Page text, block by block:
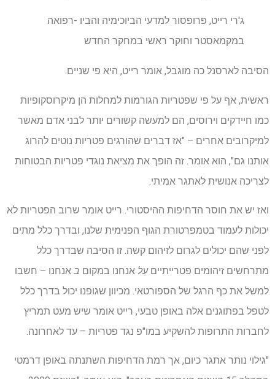
ג'רי רייט, פרופסור למדעי הביוכימיה והביו -רפואה
במקמאסטר וחוקר ראשי במחקר החדש
הסיבה לארסנל כה מוגבל, אומר רייט, היא פי שניים.
ראשית, אף על פי שפטריות הגורמות למחלות הן מיקרוסקופיות
כמו חיידקים וירוסים, הם למעשה קשורים יותר לבני אדם מאשר
למיקרובים אחרים – "אז דברים שהורגים פטריות נוטים להרוג
אותנו גם", הוא אומר. זה הופך את מציאת נוגדי פטריות הבטוחות
לצריכה אנושית לאתגר אמיתי.
ואז יש את חוסר הדחיפות ההיסטורי. רייט אומר שרוב הפטריות לא
יכולות לעמוד בטמפרטורת הגוף הפנימית שלנו, ובדרך כלל מתים
לפני שהם יכולים לגרום לזיהום קשה. זו הסיבה שבדרך כלל
מתרחשים זיהומים פטרייתייםעַל אנחנו במקום ב אנחנו – חשבו
למשל את כף הרגל של הספורטאי. מכיוון שגופנו יכול בדרך כלל
לטפל בפתוגנים אלה באופן טבעי, רייט אומר שיש מעט תמריץ
לחברות התרופות להשקיע במו"פ נגד פטריות – עד לאחרונה.
"גילוי נותר אתגר כיום, אך רמת הדחיפות השתנתה באופן דרמטי